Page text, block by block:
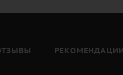
РЕКОМЕНДАЦИИ